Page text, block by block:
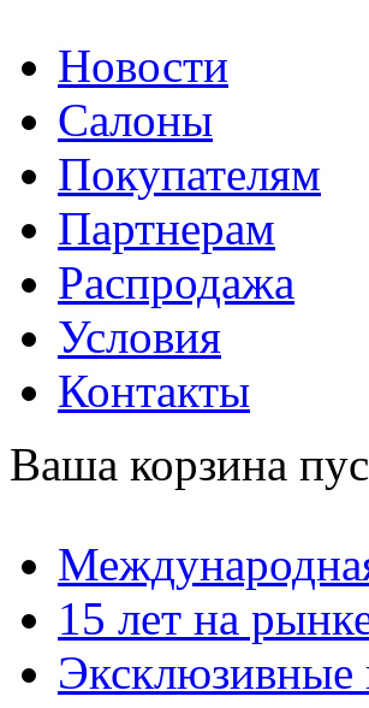
Новости
Салоны
Покупателям
Партнерам
Распродажа
Условия
Контакты
Ваша корзина
15 лет на
Эксклюзивные